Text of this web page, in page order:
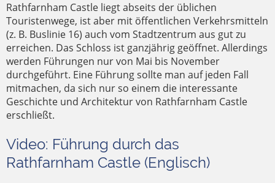
Rathfarnham Castle liegt abseits der üblichen
Touristenwege, ist aber mit öffentlichen Verkehrsmitteln
(z. B. Buslinie 16) auch vom Stadtzentrum aus gut zu
erreichen. Das Schloss ist ganzjährig geöffnet. Allerdings
werden Führungen nur von Mai bis November
durchgeführt. Eine Führung sollte man auf jeden Fall
mitmachen, da sich nur so einem die interessante
Geschichte und Architektur von Rathfarnham Castle
erschließt.
Video: Führung durch das
Rathfarnham Castle (Englisch)